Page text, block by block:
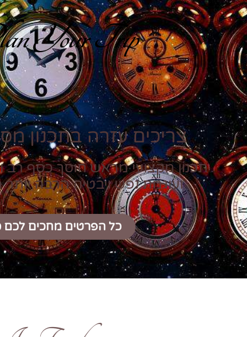
Your Trip
צריכים עזרה בתכנון
תכנון מקצועי מראש חוסך כסף רב
ועוגמת נפש ויבטיח הרבה
כל הפרטים מחכים לכם